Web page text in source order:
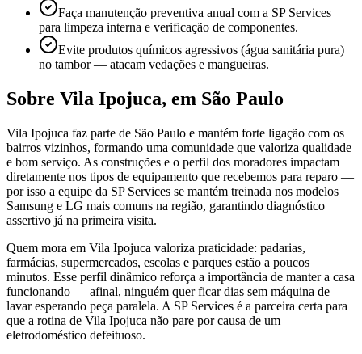
Faça manutenção preventiva anual com a SP Services
para limpeza interna e verificação de componentes.
Evite produtos químicos agressivos (água sanitária pura)
no tambor — atacam vedações e mangueiras.
Sobre Vila Ipojuca, em São Paulo
Vila Ipojuca faz parte de São Paulo e mantém forte ligação com os
bairros vizinhos, formando uma comunidade que valoriza qualidade
e bom serviço. As construções e o perfil dos moradores impactam
diretamente nos tipos de equipamento que recebemos para reparo —
por isso a equipe da SP Services se mantém treinada nos modelos
Samsung e LG mais comuns na região, garantindo diagnóstico
assertivo já na primeira visita.
Quem mora em Vila Ipojuca valoriza praticidade: padarias,
farmácias, supermercados, escolas e parques estão a poucos
minutos. Esse perfil dinâmico reforça a importância de manter a casa
funcionando — afinal, ninguém quer ficar dias sem máquina de
lavar esperando peça paralela. A SP Services é a parceira certa para
que a rotina de Vila Ipojuca não pare por causa de um
eletrodoméstico defeituoso.